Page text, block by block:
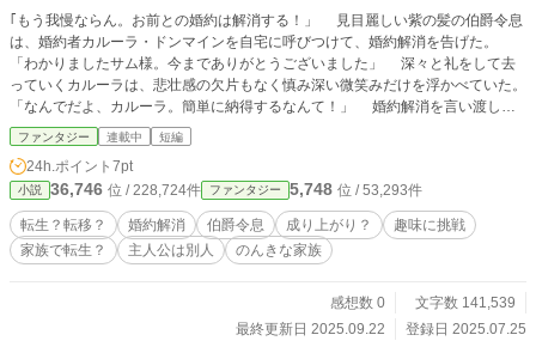
｢もう我慢ならん。お前との婚約は解消する！」 見目麗しい紫の髪の伯爵令息
は、婚約者カルーラ・ドンマインを自宅に呼びつけて、婚約解消を告げた。
「わかりましたサム様。今までありがとうございました」 深々と礼をして去
っていくカルーラは、悲壮感の欠片もなく慎み深い微笑みだけを浮かべていた。
「なんでだよ、カルーラ。簡単に納得するなんて！」 婚約解消を言い渡した
伯爵令息サム・ロンベサールは、悔しげにその後ろ姿を脱力して眺めた。 そ
の背後では母親のマリンが、うんうんと頷きながら近づき彼の両肩に手を置い
た。 マリンはこの婚約に反対だったのだ。 「やったー! 婚約解消できた。マ
ジぎりだった」 カルーラは、婚約解消を心から喜んでいた。 だって私達は
知っていた。 これは映画で見た《愛と悲しみのカルーラ》に似ていたから。
それも家族揃って、役柄も一緒だ。 でも実体はあるし不思議。 何だか、
別の世界にいるような感じなのだ。 (小説家になろうさん、カクヨムさんにも載
ファンタジー 連載中 短編
24h.ポイント 7pt
小説 36,746 位 / 228,724件 ファンタジー 5,748 位 / 53,293件
転生？転移？ 婚約解消 伯爵令息 成り上がり？
趣味に挑戦
家族で転生？
主人公は別人 のんきな家族
感想数 0
文字数 141,539
最終更新日 2025.09.22
登録日 2025.07.25